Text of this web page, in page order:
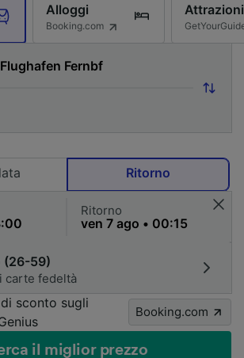
Alloggi
Booking.com
Attrazioni
Ritorno
Ritorno
(26-59)
carte fedeltà
sconto sugli
Booking.com
il miglior prezzo